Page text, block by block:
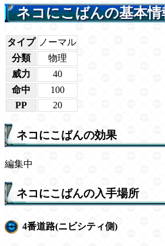
ネコにこばんの基本情
タイプ ノーマル
分類
物理
威力
40
命中
100
PP
20
ネコにこばんの効果
編集中
ネコにこばんの入手場所
4番道路(ニビシティ側)